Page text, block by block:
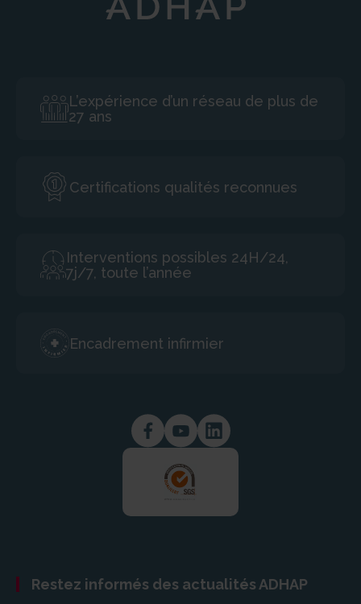
L’expérience d’un réseau de plus de
27 ans
Certifications qualités reconnues
Interventions possibles 24H/24,
7j/7, toute l’année
Encadrement infirmier
Restez informés des actualités ADHAP